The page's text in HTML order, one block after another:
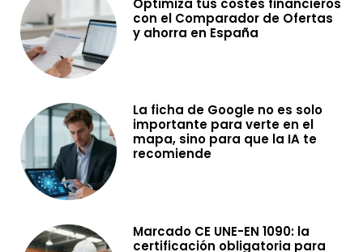
Optimiza tus costes financieros
con el Comparador de Ofertas
y ahorra en España
La ficha de Google no es solo
importante para verte en el
mapa, sino para que la IA te
recomiende
Marcado CE UNE-EN 1090: la
certificación obligatoria para